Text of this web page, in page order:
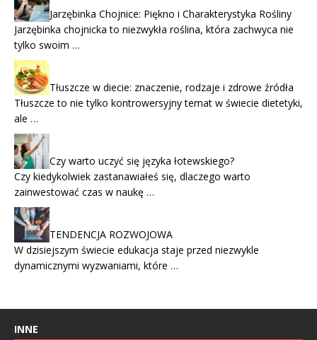
Jarzębinka Chojnice: Piękno i Charakterystyka Rośliny
Jarzębinka chojnicka to niezwykła roślina, która zachwyca nie
tylko swoim …
Tłuszcze w diecie: znaczenie, rodzaje i zdrowe źródła
Tłuszcze to nie tylko kontrowersyjny temat w świecie dietetyki,
ale …
Czy warto uczyć się języka łotewskiego?
Czy kiedykolwiek zastanawiałeś się, dlaczego warto
zainwestować czas w naukę …
TENDENCJA ROZWOJOWA
W dzisiejszym świecie edukacja staje przed niezwykle
dynamicznymi wyzwaniami, które …
INNE